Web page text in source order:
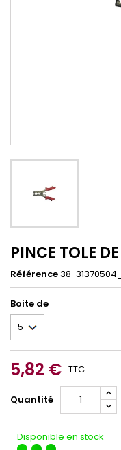
PINCE TOLE
Référence38-31370504_
Boite de
5,82 € TTC
Quantité
Disponible en stock